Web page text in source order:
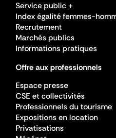
Service public +
Index égalité femmes-
Recrutement
Marchés publics
Informations pratiques
Offre aux professionnels
Espace presse
CSE et collectivités
Professionnels du tourisme
Expositions en location
Privatisations